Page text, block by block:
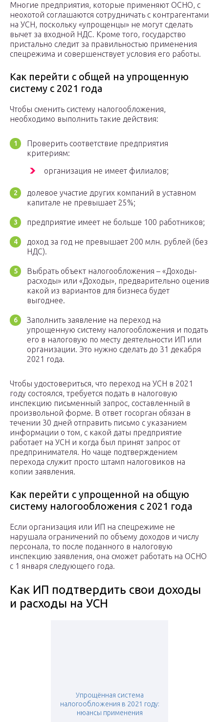
Многие предприятия, которые применяют ОСНО, с
неохотой соглашаются сотрудничать с контрагентами
на УСН, поскольку «упрощенцы» не могут сделать
вычет за входной НДС. Кроме того, государство
пристально следит за правильностью применения
спецрежима и совершенствует условия его работы.
Как перейти с общей на упрощенную
систему с 2021 года
Чтобы сменить систему налогообложения,
необходимо выполнить такие действия:
Проверить соответствие предприятия
критериям:
организация не имеет филиалов;
долевое участие других компаний в уставном
капитале не превышает 25%;
предприятие имеет не больше 100 работников;
доход за год не превышает 200 млн. рублей (без
НДС).
Выбрать объект налогообложения – «Доходы-
расходы» или «Доходы», предварительно оценив
какой из вариантов для бизнеса будет
выгоднее.
Заполнить заявление на переход на
упрощенную систему налогообложения и подать
его в налоговую по месту деятельности ИП или
организации. Это нужно сделать до 31 декабря
2021 года.
Чтобы удостовериться, что переход на УСН в 2021
году состоялся, требуется подать в налоговую
инспекцию письменный запрос, составленный в
произвольной форме. В ответ госорган обязан в
течении 30 дней отправить письмо с указанием
информации о том, с какой даты предприятие
работает на УСН и когда был принят запрос от
предпринимателя. Но чаще подтверждением
перехода служит просто штамп налоговиков на
копии заявления.
Как перейти с упрощенной на общую
систему налогообложения с 2021 года
Если организация или ИП на спецрежиме не
нарушала ограничений по объему доходов и числу
персонала, то после поданного в налоговую
инспекцию заявления, она сможет работать на ОСНО
с 1 января следующего года.
Как ИП подтвердить свои доходы
и расходы на УСН
Упрощённая система
налогообложения в 2021 году:
нюансы применения